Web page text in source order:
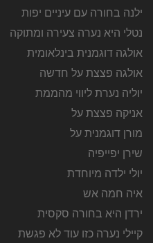
ילנה בחורה עם עיניים יפות
נטלי היא נערה צעירה ומתוקה
אולגה דוגמנית בינלאומית
אולגה פצצת על חדשה
יוליה נערת ליווי מהממת
אניקה פצצת על
מורן דוגמנית על
שירן יפייפיה
יולי ילדה מיוחדת
איה חמה אש
ירדן היא בחורה סקסית
קיילי נערה כזו עוד לא פגשת